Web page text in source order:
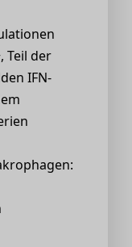
Teil der
IFN-